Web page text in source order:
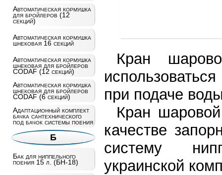
Автоматическая кормушка
для бройлеров (12
секций)
Автоматическая кормушка
шнековая 16 секций
Автоматическая кормушка
шнековая для бройлеров
CODAF (12 секций)
Автоматическая кормушка
шнековая для бройлеров
CODAF (6 секций)
Адаптационный комплект
бачка сантехнического
под бачок системы поения
Б
Бак для ниппельного
поения 15 л. (БН-18)
Кран
при подаче
Кран
качестве
систему
украинской